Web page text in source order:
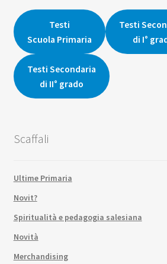
era:
16,00€.
è:
15,20€.
Testi
Scuola Primaria
Testi
di I°
Testi Secondaria
di II° grado
Scaffali
Ultime Primaria
Novit?
Spiritualità e pedagogia salesiana
Novità
Merchandising